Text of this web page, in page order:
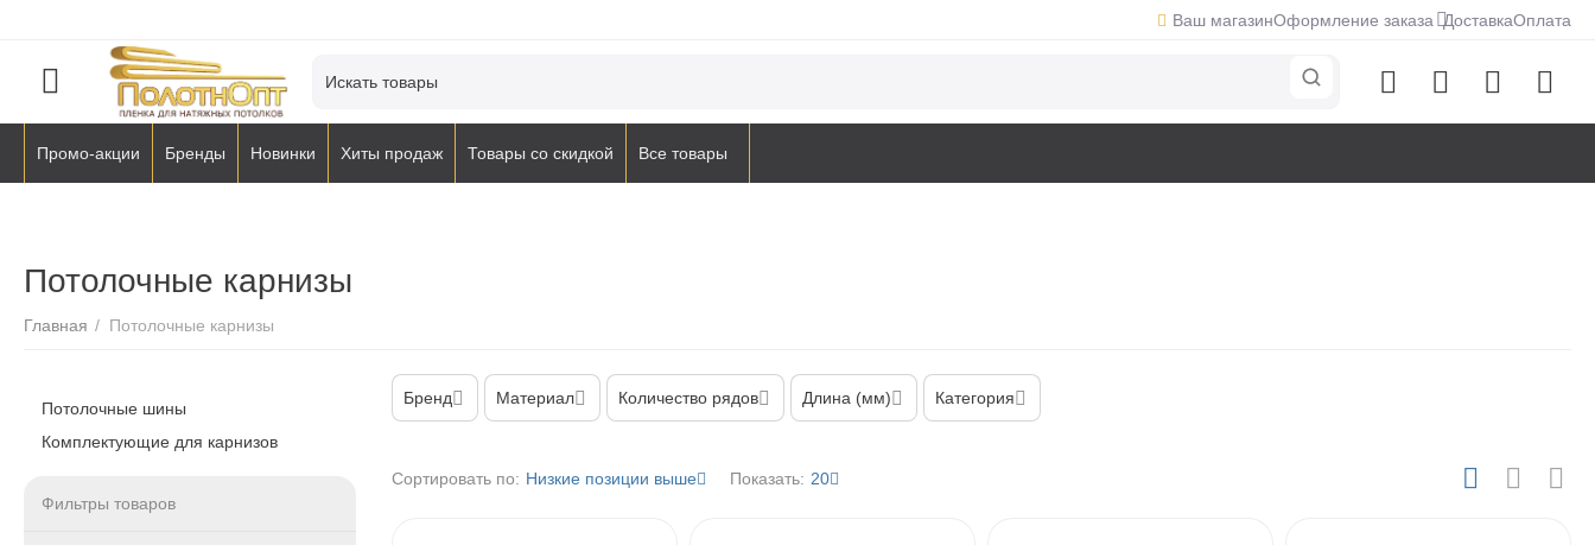
Ваш магазинОформление заказа ДоставкаОплата
Промо-акции Бренды Новинки Хиты продаж Товары со скидкой Все товары
Потолочные карнизы
Главная / Потолочные карнизы
Бренд Материал Количество рядов Длина (мм) Категория
Сортировать по: Низкие позиции выше Показать: 20
Потолочные шины
Комплектующие для карнизов
Фильтры товаров